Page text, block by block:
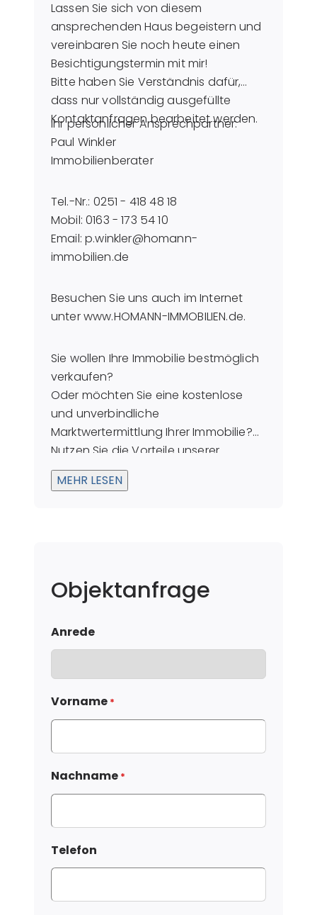
Lassen Sie sich von diesem
ansprechenden Haus begeistern und
vereinbaren Sie noch heute einen
Besichtigungstermin mit mir!
Bitte haben Sie Verständnis dafür,
dass nur vollständig ausgefüllte
Kontaktanfragen bearbeitet werden.
Ihr persönlicher Ansprechpartner:
Paul Winkler
Immobilienberater
Tel.-Nr.: 0251 - 418 48 18
Mobil: 0163 - 173 54 10
Email: p.winkler@homann-
immobilien.de
Besuchen Sie uns auch im Internet
unter www.HOMANN-IMMOBILIEN.de.
Sie wollen Ihre Immobilie bestmöglich
verkaufen?
Oder möchten Sie eine kostenlose
und unverbindliche
Marktwertermittlung Ihrer Immobilie?
Nutzen Sie die Vorteile unserer
langjährigen Erfahrung als
Immobilienvermittler. Sprechen Sie
MEHR LESEN
Objektanfrage
Anrede
Vorname *
Nachname *
Telefon